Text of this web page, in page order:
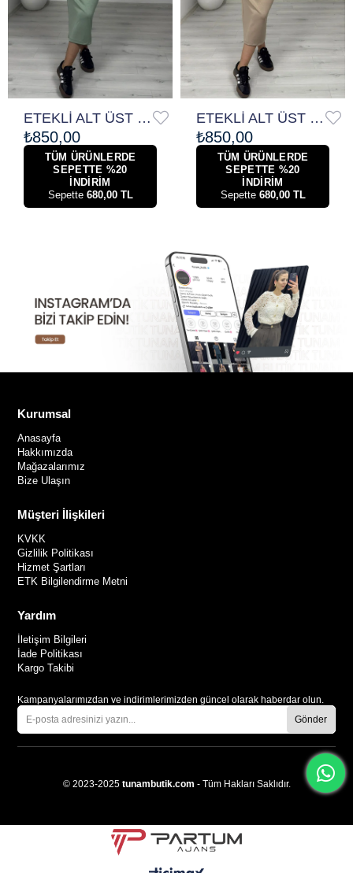
ETEKLİ ALT ÜST TAKIM
₺850,00
TÜM ÜRÜNLERDE
SEPETTE %20
İNDİRİM
Sepette 680,00 TL
ETEKLİ ALT ÜST TAKIM
₺850,00
TÜM ÜRÜNLERDE
SEPETTE %20
İNDİRİM
Sepette 680,00 TL
Kurumsal
Anasayfa
Hakkımızda
Mağazalarımız
Bize Ulaşın
Müşteri İlişkileri
KVKK
Gizlilik Politikası
Hizmet Şartları
ETK Bilgilendirme Metni
Yardım
İletişim Bilgileri
İade Politikası
Kargo Takibi
Kampanyalarımızdan ve indirimlerimizden güncel olarak haberdar olun.
Gönder
© 2023-2025tunambutik.com - Tüm Hakları Saklıdır.